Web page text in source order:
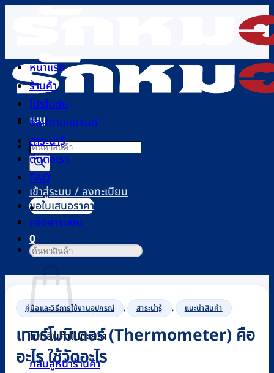
เนื้อหา
เมนู
Products
search
เข้าสู่ระบบ / ลงทะเบียน
0
ตะกร้าสินค้า
ไม่มีสินค้าในตะกร้า
กลับสู่หน้าร้านค้า
หน้าแรก
ร้านค้า
โปรโมชัน
ช้อปตามแบรนด์
สาระน่ารู้
ติดต่อเรา
FAQ
ขอใบเสนอราคา
แจ้งชำระเงิน
ค้นหา:
คู่มือและวิธีการใช้งานอุปกรณ์ , สาระน่ารู้ , แนะนำสินค้า
เทอร์โมมิเตอร์ (Thermometer) คือ
อะไร ใช้วัดอะไร